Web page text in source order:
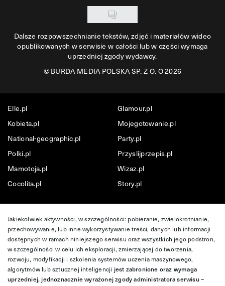
Dalsze rozpowszechnianie tekstów, zdjęć i materiałów wideo
opublikowanych w serwisie w całości lub w części wymaga
uprzedniej zgody wydawcy.
©BURDA MEDIA POLSKA SP. Z O. O 2026
Elle.pl
Glamour.pl
Kobieta.pl
Mojegotowanie.pl
National-geographic.pl
Party.pl
Polki.pl
Przyslijprzepis.pl
Mamotoja.pl
Wizaz.pl
Cocolita.pl
Story.pl
Jakiekolwiek aktywności, w szczególności: pobieranie, zwielokrotnianie,
przechowywanie, lub inne wykorzystywanie treści, danych lub informacji
dostępnych w ramach niniejszego serwisu oraz wszystkich jego podstron,
w szczególności w celu ich eksploracji, zmierzającej do tworzenia,
rozwoju, modyfikacji i szkolenia systemów uczenia maszynowego,
algorytmów lub sztucznej inteligencji jest zabronione oraz wymaga
uprzedniej, jednoznacznie wyrażonej zgody administratora serwisu –